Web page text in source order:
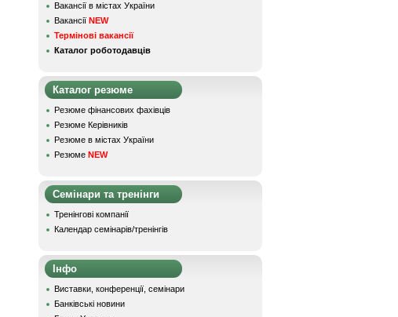
Вакансії в містах України
Вакансії NEW
Термінові вакансії
Каталог роботодавців
Каталог резюме
Резюме фінансових фахівців
Резюме Керівників
Резюме в містах України
Резюме NEW
Семінари та тренінги
Тренінгові компанії
Календар семінарів/тренінгів
Інфо
Виставки, конференції, семінари
Банківські новини